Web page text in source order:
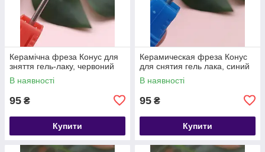
Керамічна фреза Конус для
зняття гель-лаку, червоний
В наявності
95 ₴
Купити
Керамическая фреза Конус
для снятия гель лака, синий
В наявності
95 ₴
Купити